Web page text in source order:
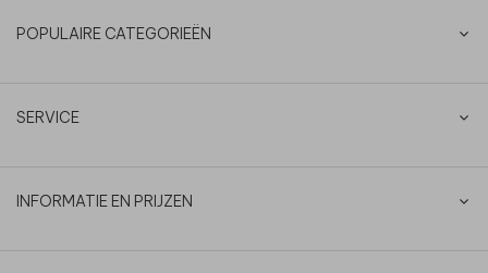
POPULAIRE CATEGORIEËN
SERVICE
INFORMATIE EN PRIJZEN